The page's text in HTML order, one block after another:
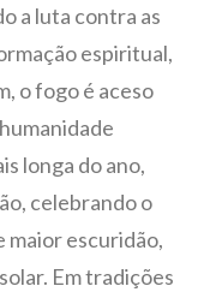
a luta contra as
espiritual,
o fogo é aceso
longa do ano,
celebrando o
maior escuridão,
Em tradições